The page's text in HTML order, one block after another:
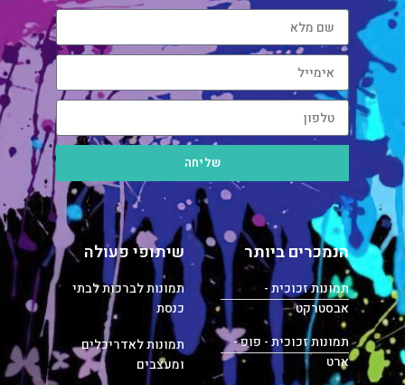
שליחה
הנמכרים ביותר
תמונות זכוכית -
אבסטרקט
תמונות זכוכית - פופ -
ארט
שיתופי פעולה
תמונות לברכות לבתי
כנסת
תמונות לאדריכלים
ומעצבים